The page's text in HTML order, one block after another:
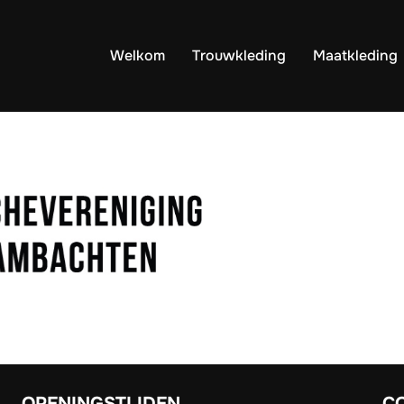
Welkom Trouwkleding Maatkleding
BF96-